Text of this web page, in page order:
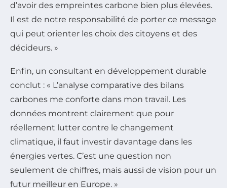
d’avoir des empreintes carbone bien plus élevées.
Il est de notre responsabilité de porter ce message
qui peut orienter les choix des citoyens et des
décideurs. »
Enfin, un consultant en développement durable
conclut : « L’analyse comparative des bilans
carbones me conforte dans mon travail. Les
données montrent clairement que pour
réellement lutter contre le changement
climatique, il faut investir davantage dans les
énergies vertes. C’est une question non
seulement de chiffres, mais aussi de vision pour un
futur meilleur en Europe. »